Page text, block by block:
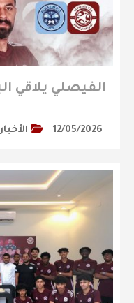
12/05/2026 الأخبار